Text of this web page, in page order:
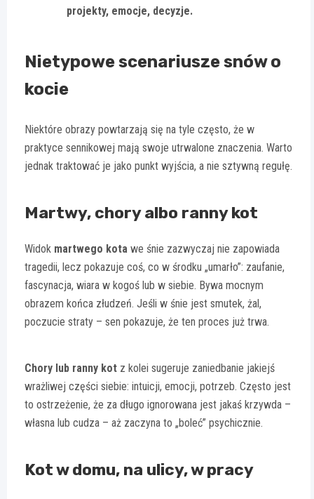
projekty, emocje, decyzje.
Nietypowe scenariusze snów o
kocie
Niektóre obrazy powtarzają się na tyle często, że w
praktyce sennikowej mają swoje utrwalone znaczenia. Warto
jednak traktować je jako punkt wyjścia, a nie sztywną regułę.
Martwy, chory albo ranny kot
Widok martwego kota we śnie zazwyczaj nie zapowiada
tragedii, lecz pokazuje coś, co w środku „umarło”: zaufanie,
fascynacja, wiara w kogoś lub w siebie. Bywa mocnym
obrazem końca złudzeń. Jeśli w śnie jest smutek, żal,
poczucie straty – sen pokazuje, że ten proces już trwa.
Chory lub ranny kot z kolei sugeruje zaniedbanie jakiejś
wrażliwej części siebie: intuicji, emocji, potrzeb. Często jest
to ostrzeżenie, że za długo ignorowana jest jakaś krzywda –
własna lub cudza – aż zaczyna to „boleć” psychicznie.
Kot w domu, na ulicy, w pracy